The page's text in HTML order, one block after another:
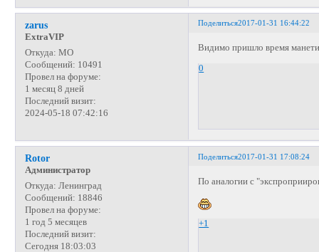
Поделиться2017-01-31 16:44:22
zarus
ExtraVIP
Откуда: МО
Сообщений: 10491
Провел на форуме:
1 месяц 8 дней
Последний визит:
2024-05-18 07:42:16
Видимо пришло время
0
Поделиться2017-01-31 17:08:24
Rotor
Администратор
Откуда: Ленинград
Сообщений: 18846
Провел на форуме:
1 год 5 месяцев
Последний визит:
Сегодня 18:03:03
По аналогии с
+1